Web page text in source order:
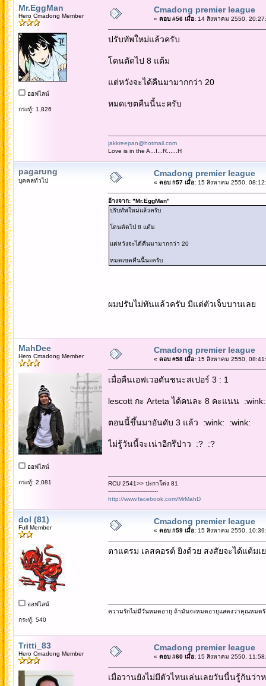
Mr.EggMan
Hero Cmadong Member
ออฟไลน์
กระทู้: 1,826
Cmadong premier league
« ตอบ #56 เมื่อ:14 สิงหาคม 2550,
ปรับทัพใหม่แล้วครับ
โดนตัดไป 8 แต้ม
แต่หวังจะได้คืนมามากกว่า 20
หมดเขตคืนนี้นะครับ
jakkreepan@hotmail.com
Love is in the A...I...R......H
pagarung
บุคคลทั่วไป
Cmadong premier league
« ตอบ #57 เมื่อ:15 สิงหาคม 2550,
อ้างจาก: "Mr.EggMan"
ปรับทัพใหม่แล้วครับ
โดนตัดไป 8 แต้ม
แต่หวังจะได้คืนมามากกว่า 20
หมดเขตคืนนี้นะครับ
ผมปรับไม่ทันแล้วครับ มีแต่ตัวเจ็บบานเลย
MahDee
Hero Cmadong Member
ออฟไลน์
กระทู้: 2,081
Cmadong premier league
« ตอบ #58 เมื่อ:15 สิงหาคม 2550,
เมื่อคืนเอฟเวอตันชนะสเปอร์ 3 : 1
lescott กะ Arteta ได้คนละ 8 คะแนน :wink:
ตอนนี้ขึ้นมาอันดับ 3 แล้ว :wink: :wink:
ไม่รู้วันนี้จะเน่าอีกรึป่าว :? :?
RCU 2541>> ปะกาโด่ง 81
----------------------------
http://www.facebook.com/MrMahD
dol (81)
Full Member
ออฟไลน์
กระทู้: 540
Cmadong premier league
« ตอบ #59 เมื่อ:15 สิงหาคม 2550,
ตาแครม เลสคอรต์ ยิงด้วย สงสัยจะได้แต้มเ
ความรักไม่มีวันหมดอายุ ถ้ามันจะหมดอายุแสดงว่าคุณหมดรั
Tritti_83
Hero Cmadong Member
Cmadong premier league
« ตอบ #60 เมื่อ:15 สิงหาคม 2550,
เมื่อวานยังไม่มีตัวไหนเล่นเลยวันนี้นรู้กันว่า